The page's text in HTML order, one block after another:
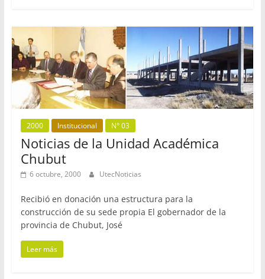
2000 Institucional N° 03
Noticias de la Unidad Académica
Chubut
6 octubre, 2000 UtecNoticias
Recibió en donación una estructura para la
construcción de su sede propia El gobernador de la
provincia de Chubut, José
Leer más